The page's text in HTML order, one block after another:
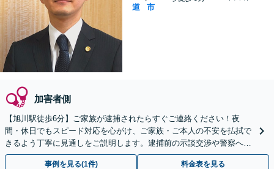
道
市
加害者側
【旭川駅徒歩6分】ご家族が逮捕されたらすぐご連絡ください！夜
間・休日でもスピード対応を心がけ、ご家族・ご本人の不安を払拭で
きるよう丁寧に見通しをご説明します。逮捕前の示談交渉や警察への
出頭などのご相談もおまかせください。
事例を見る(1件) 料金表を見る